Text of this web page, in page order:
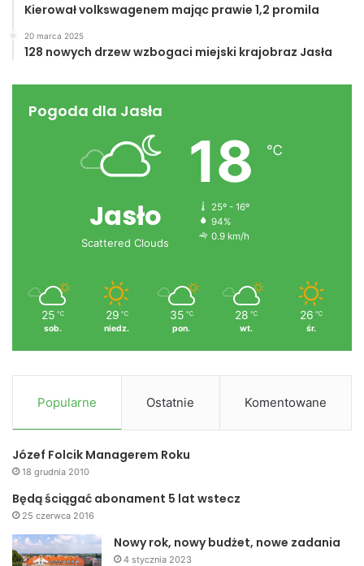
Kierował volkswagenem mając prawie 1,2 promila
20 marca 2025
128 nowych drzew wzbogaci miejski krajobraz Jasła
Pogoda dla Jasła
Jasło
Scattered Clouds
18 ℃
25º - 16º
94%
0.9 km/h
25 ℃
sob.
29 ℃
niedz.
35 ℃
pon.
28 ℃
wt.
26 ℃
śr.
Popularne Ostatnie Komentowane
Józef Folcik Managerem Roku
18 grudnia 2010
Będą ściągać abonament 5 lat wstecz
25 czerwca 2016
Nowy rok, nowy budżet, nowe zadania
4 stycznia 2023